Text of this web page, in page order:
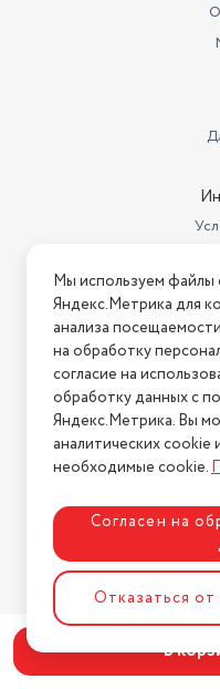
В
Нашли ошибку
2026 © Интернет-
Политика
Мы используем файлы
Яндекс.Метрика для
анализа
на обработку
согласие на
обработку данных с
Яндекс.Метрика. Вы
аналитических cookie
необходимые cookie.
Согласен на
Отказаться